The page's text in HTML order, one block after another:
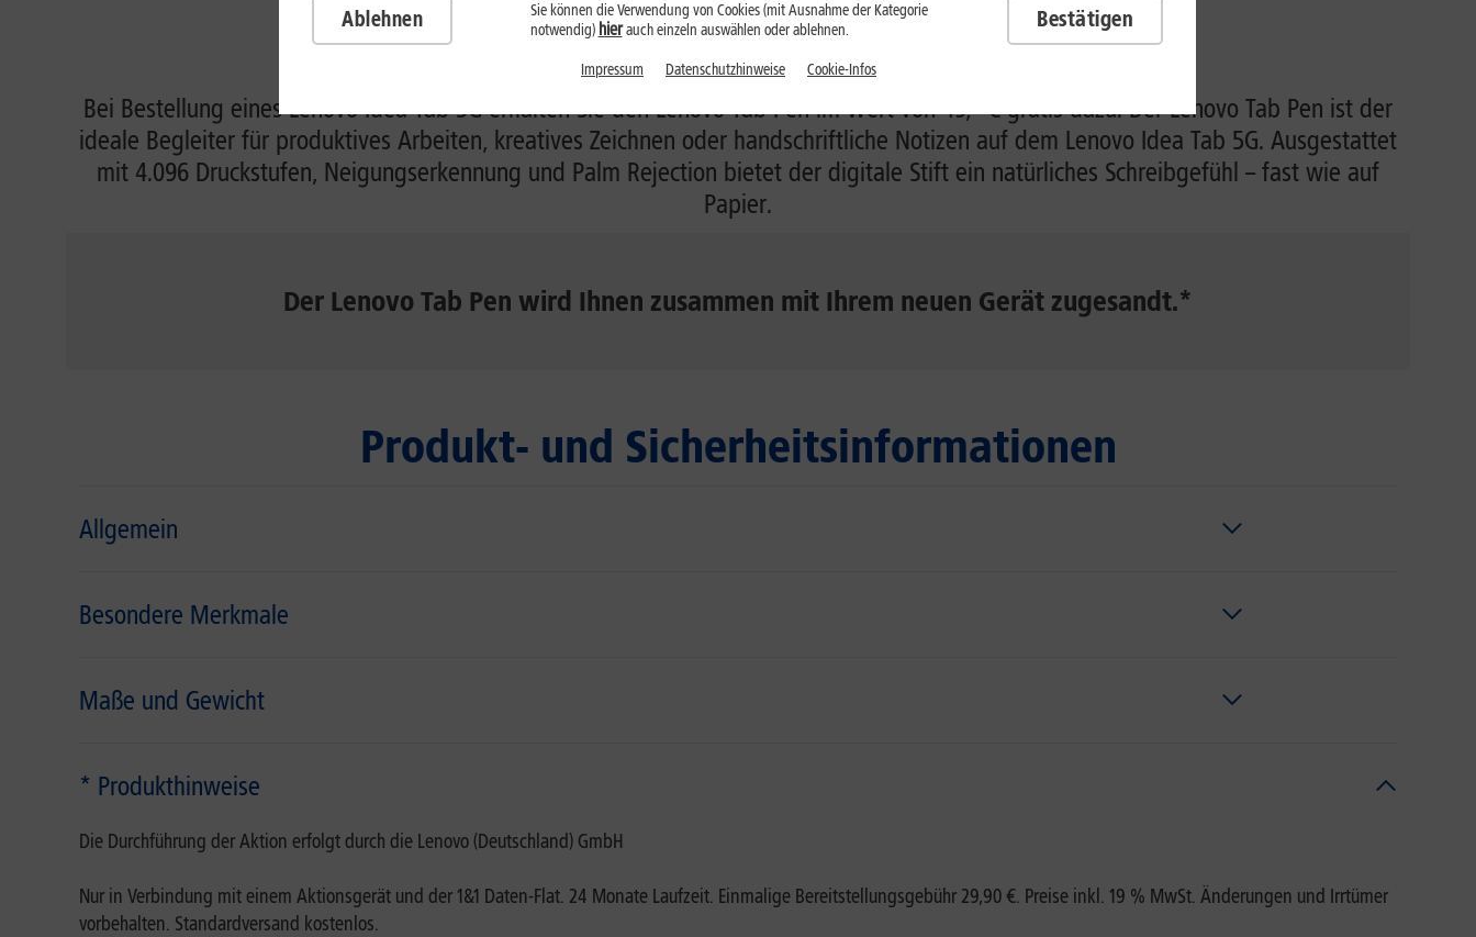
Gratis: Lenovo Tab Pen
Bei Bestellung eines Lenovo Idea Tab 5G erhalten Sie den Lenovo Tab Pen im Wert von 49,– € gratis dazu. Der Lenovo Tab Pen ist der
ideale Begleiter für produktives Arbeiten, kreatives Zeichnen oder handschriftliche Notizen auf dem Lenovo Idea Tab 5G. Ausgestattet
mit 4.096 Druckstufen, Neigungserkennung und Palm Rejection bietet der digitale Stift ein natürliches Schreibgefühl – fast wie auf
Papier.
Der Lenovo Tab Pen wird Ihnen zusammen mit Ihrem neuen Gerät zugesandt.*
Produkt- und Sicherheitsinformationen
Allgemein
Besondere Merkmale
Maße und Gewicht
* Produkthinweise
Die Durchführung der Aktion erfolgt durch die Lenovo (Deutschland) GmbH
Nur in Verbindung mit einem Aktionsgerät und der 1&1 Daten-Flat. 24 Monate Laufzeit. Einmalige Bereitstellungsgebühr 29,90 €. Preise inkl. 19 % MwSt. Änderungen und Irrtümer
vorbehalten. Standardversand kostenlos.
Ablehnen
Sie können die Verwendung von Cookies (mit Ausnahme der Kategorie
notwendig) hierauch einzeln auswählen oder ablehnen. Bestätigen
Impressum Datenschutzhinweise Cookie-Infos